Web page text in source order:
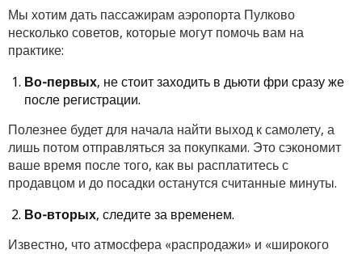
Мы хотим дать пассажирам аэропорта Пулково
несколько советов, которые могут помочь вам на
практике:
Во-первых, не стоит заходить в дьюти фри сразу же
после регистрации.
Полезнее будет для начала найти выход к самолету, а
лишь потом отправляться за покупками. Это сэкономит
ваше время после того, как вы расплатитесь с
продавцом и до посадки останутся считанные минуты.
Во-вторых, следите за временем.
Известно, что атмосфера «распродажи» и «широкого